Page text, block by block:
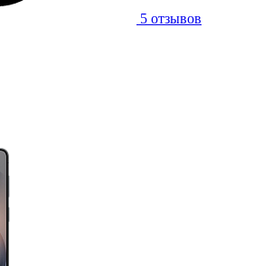
5 отзывов